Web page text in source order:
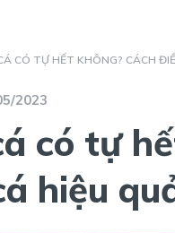
CÓ TỰ HẾT KHÔNG? CÁCH
2023
có tự
hiệu